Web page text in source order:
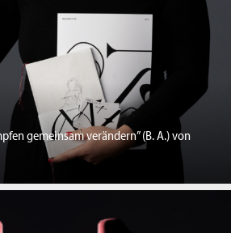
gemeinsam verändern” (B. A.) von